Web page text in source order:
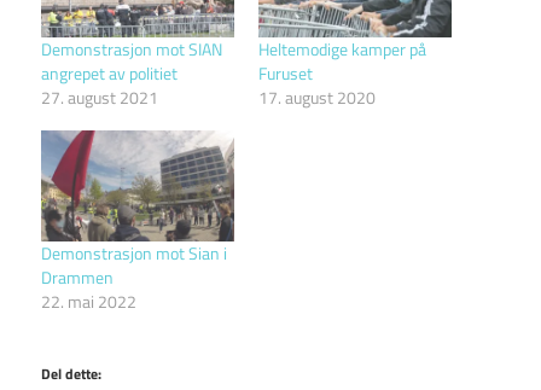
Demonstrasjon mot SIAN
angrepet av politiet
27. august 2021
Heltemodige kamper på
Furuset
17. august 2020
Demonstrasjon mot Sian i
Drammen
22. mai 2022
Del dette: